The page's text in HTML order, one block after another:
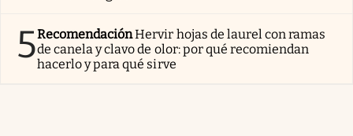
5RecomendaciónHervir hojas de laurel con ramas
de canela y clavo de olor: por qué recomiendan
hacerlo y para qué sirve